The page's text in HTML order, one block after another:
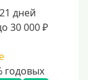
дней
30 000 ₽